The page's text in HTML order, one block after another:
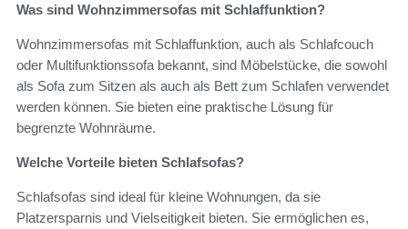
Was sind Wohnzimmersofas mit Schlaffunktion?
Wohnzimmersofas mit Schlaffunktion, auch als Schlafcouch
oder Multifunktionssofa bekannt, sind Möbelstücke, die sowohl
als Sofa zum Sitzen als auch als Bett zum Schlafen verwendet
werden können. Sie bieten eine praktische Lösung für
begrenzte Wohnräume.
Welche Vorteile bieten Schlafsofas?
Schlafsofas sind ideal für kleine Wohnungen, da sie
Platzersparnis und Vielseitigkeit bieten. Sie ermöglichen es,